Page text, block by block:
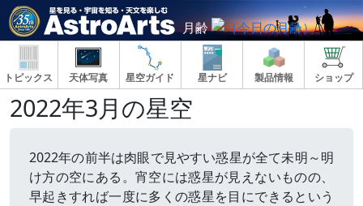
月齢
トピックス 天体写真 星空ガイド 星ナビ 製品情報 ショップ
2022年3月の星空
2022年の前半は肉眼で見やすい惑星が全て未明～明
け方の空にある。宵空には惑星が見えないものの、
早起きすれば一度に多くの惑星を目にできるという